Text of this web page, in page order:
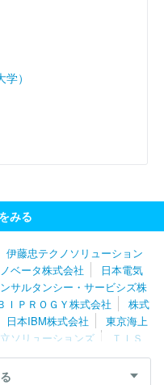
）
みる
伊藤忠テクノソリューション
ベータ株式会社
日本電気
サルタンシー・サービシズ株
ＩＰＲＯＧＹ株式会社
株式
日本IBM株式会社
東京海上
ソリューションズ
ＴＩＳ
ワンシステムズ株式会社
キ